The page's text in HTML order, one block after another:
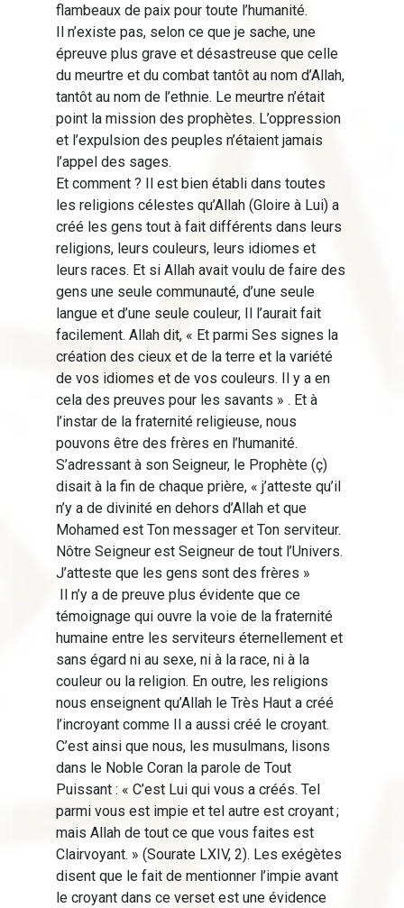
flambeaux de paix pour toute l’humanité.
Il n’existe pas, selon ce que je sache, une
épreuve plus grave et désastreuse que celle
du meurtre et du combat tantôt au nom d’Allah,
tantôt au nom de l’ethnie. Le meurtre n’était
point la mission des prophètes. L’oppression
et l’expulsion des peuples n’étaient jamais
l’appel des sages.
Et comment ? Il est bien établi dans toutes
les religions célestes qu’Allah (Gloire à Lui) a
créé les gens tout à fait différents dans leurs
religions, leurs couleurs, leurs idiomes et
leurs races. Et si Allah avait voulu de faire des
gens une seule communauté, d’une seule
langue et d’une seule couleur, Il l’aurait fait
facilement. Allah dit, « Et parmi Ses signes la
création des cieux et de la terre et la variété
de vos idiomes et de vos couleurs. Il y a en
cela des preuves pour les savants » . Et à
l’instar de la fraternité religieuse, nous
pouvons être des frères en l’humanité.
S’adressant à son Seigneur, le Prophète (ç)
disait à la fin de chaque prière, « j’atteste qu’il
n’y a de divinité en dehors d’Allah et que
Mohamed est Ton messager et Ton serviteur.
Nôtre Seigneur est Seigneur de tout l’Univers.
J’atteste que les gens sont des frères »
Il n’y a de preuve plus évidente que ce
témoignage qui ouvre la voie de la fraternité
humaine entre les serviteurs éternellement et
sans égard ni au sexe, ni à la race, ni à la
couleur ou la religion. En outre, les religions
nous enseignent qu’Allah le Très Haut a créé
l’incroyant comme Il a aussi créé le croyant.
C’est ainsi que nous, les musulmans, lisons
dans le Noble Coran la parole de Tout
Puissant : « C’est Lui qui vous a créés. Tel
parmi vous est impie et tel autre est croyant ;
mais Allah de tout ce que vous faites est
Clairvoyant. » (Sourate LXIV, 2). Les exégètes
disent que le fait de mentionner l’impie avant
le croyant dans ce verset est une évidence